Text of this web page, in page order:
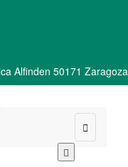
Alfinden 50171 Zaragoza
